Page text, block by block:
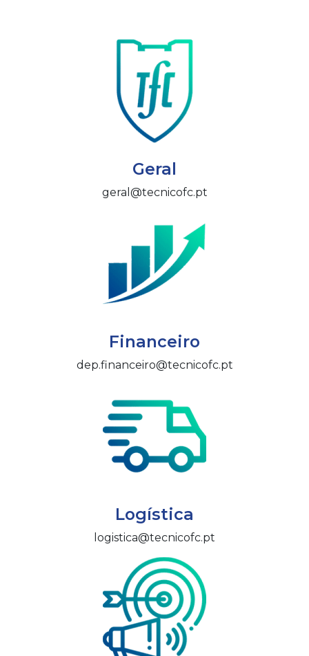
Geral
geral@tecnicofc.pt
Financeiro
dep.financeiro@tecnicofc.pt
Logística
logistica@tecnicofc.pt